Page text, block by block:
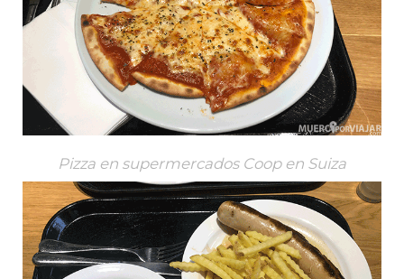
Pizza en supermercados Coop en Suiza